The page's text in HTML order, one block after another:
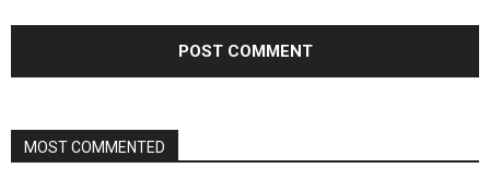
MOST COMMENTED